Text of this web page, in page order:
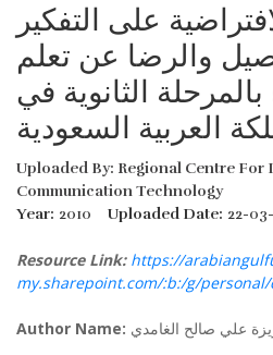
على التفكير
والرضا عن تعلم
بالمرحلة الثانوية في
العربية السعودية
Uploaded By: Regional Centre
Communication Technology
Year: 2010 Uploaded Date: 22-
Resource Link: https://
my.sharepoint.com/:b:/g/personal/
Author Name: علي صالح الغامدي